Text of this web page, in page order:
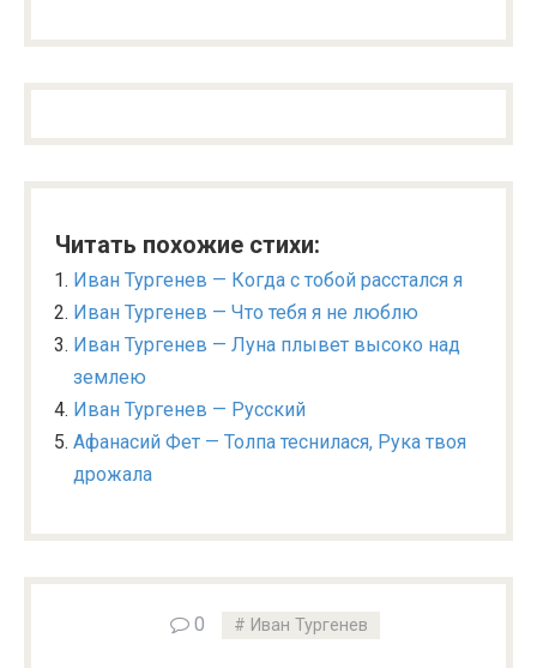
Читать похожие стихи:
Иван Тургенев — Когда с тобой расстался я
Иван Тургенев — Что тебя я не люблю
Иван Тургенев — Луна плывет высоко над
землею
Иван Тургенев — Русский
Афанасий Фет — Толпа теснилася, Рука твоя
дрожала
0 Иван Тургенев